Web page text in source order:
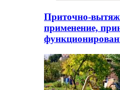
Приточно-
применение,